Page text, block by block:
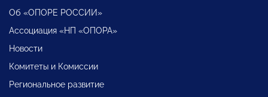
Об «ОПОРЕ РОССИИ»
Ассоциация «НП «ОПОРА»
Новости
Комитеты и Комиссии
Региональное развитие